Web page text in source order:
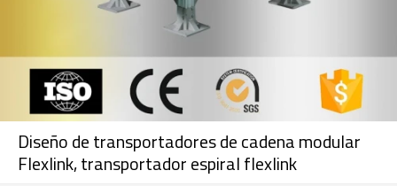
Diseño de transportadores de cadena modular
Flexlink, transportador espiral flexlink